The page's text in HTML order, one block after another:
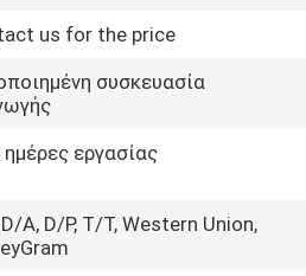
us for the price
συσκευασία
ημέρες εργασίας
A, D/P, T/T, Western Union,